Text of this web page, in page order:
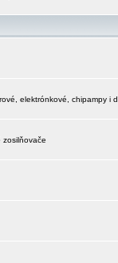
elektrónkové, chipampy i
zosilňovače